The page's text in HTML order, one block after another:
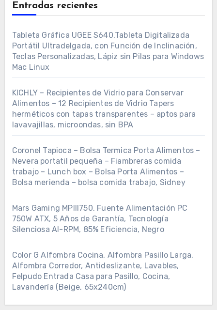
Entradas recientes
Tableta Gráfica UGEE S640,Tableta Digitalizada
Portátil Ultradelgada, con Función de Inclinación,
Teclas Personalizadas, Lápiz sin Pilas para Windows
Mac Linux
KICHLY – Recipientes de Vidrio para Conservar
Alimentos – 12 Recipientes de Vidrio Tapers
herméticos con tapas transparentes – aptos para
lavavajillas, microondas, sin BPA
Coronel Tapioca – Bolsa Termica Porta Alimentos –
Nevera portatil pequeña – Fiambreras comida
trabajo – Lunch box – Bolsa Porta Alimentos –
Bolsa merienda – bolsa comida trabajo, Sidney
Mars Gaming MPIII750, Fuente Alimentación PC
750W ATX, 5 Años de Garantía, Tecnología
Silenciosa AI-RPM, 85% Eficiencia, Negro
Color G Alfombra Cocina, Alfombra Pasillo Larga,
Alfombra Corredor, Antideslizante, Lavables,
Felpudo Entrada Casa para Pasillo, Cocina,
Lavandería (Beige, 65x240cm)